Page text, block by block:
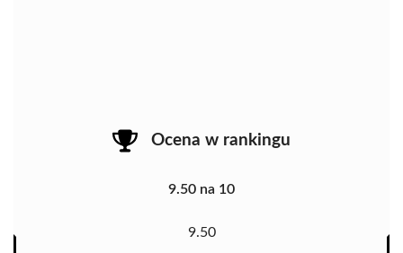
Ocena w rankingu
9.50 na 10
9.50